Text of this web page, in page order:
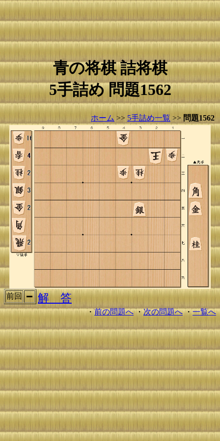
青の将棋 詰将棋
5手詰め 問題1562
ホーム >> 5手詰め一覧 >> 問題1562
前回 解 答
・前の問題へ・次の問題へ・一覧へ